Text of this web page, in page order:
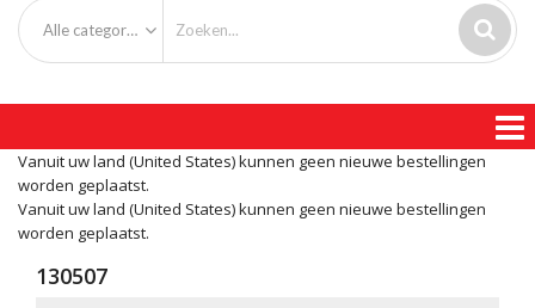
Alle categorieën
Vanuit uw land (United States) kunnen geen nieuwe bestellingen
worden geplaatst.
Vanuit uw land (United States) kunnen geen nieuwe bestellingen
worden geplaatst.
130507